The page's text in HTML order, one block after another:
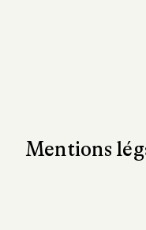
Mentions